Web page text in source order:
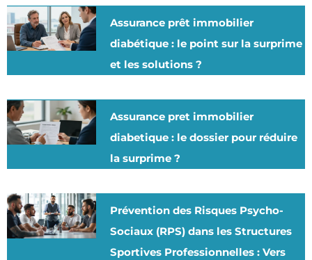
Assurance prêt immobilier
diabétique : le point sur la surprime
et les solutions ?
Assurance pret immobilier
diabetique : le dossier pour réduire
la surprime ?
Prévention des Risques Psycho-
Sociaux (RPS) dans les Structures
Sportives Professionnelles : Vers